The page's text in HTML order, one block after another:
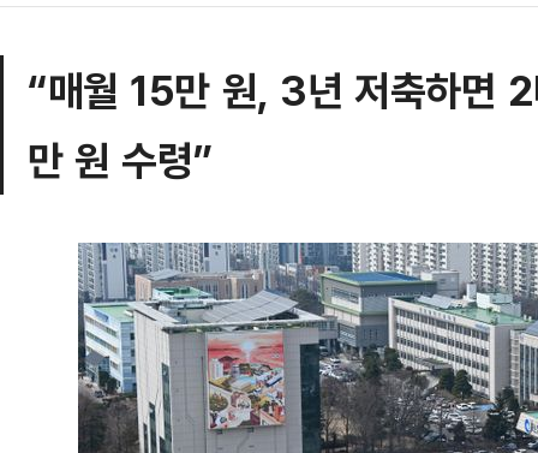
“매월 15만 원, 3년 저축하
만 원 수령”